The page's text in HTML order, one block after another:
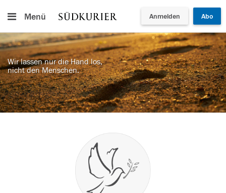
Menü Anmelden Abo
Wir lassen nur die Hand los,
nicht den Menschen.